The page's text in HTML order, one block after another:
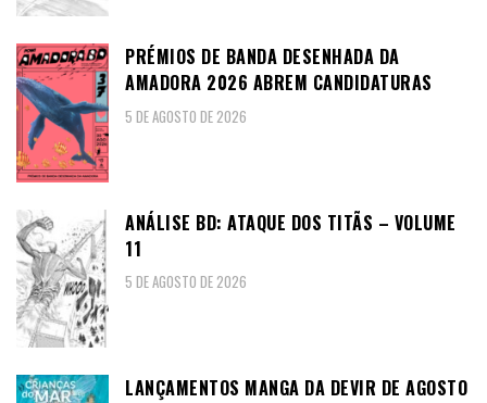
PRÉMIOS DE BANDA DESENHADA DA
AMADORA 2026 ABREM CANDIDATURAS
5 DE AGOSTO DE 2026
ANÁLISE BD: ATAQUE DOS TITÃS – VOLUME
11
5 DE AGOSTO DE 2026
LANÇAMENTOS MANGA DA DEVIR DE AGOSTO